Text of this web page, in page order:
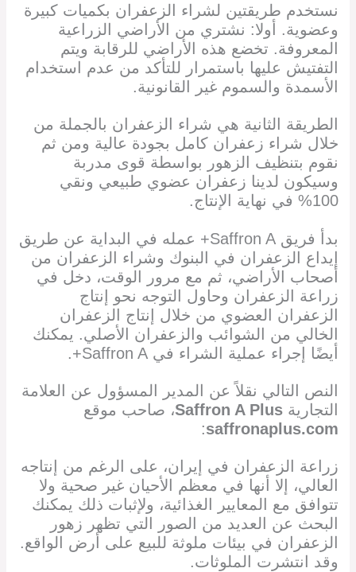
نستخدم طريقتين لشراء الزعفران بكميات كبيرة
وعضوية. أولا: نشتري من الأراضي الزراعية
المعروفة. تخضع هذه الأراضي للرقابة ويتم
التفتيش عليها باستمرار للتأكد من عدم استخدام
الأسمدة والسموم غير القانونية.
الطريقة الثانية هي شراء الزعفران بالجملة من
خلال شراء زعفران كامل بجودة عالية ومن ثم
نقوم بتنظيف الزهور بواسطة قوى مدربة
وسيكون لدينا زعفران عضوي طبيعي ونقي
100% في نهاية الإنتاج.
بدأ فريق Saffron A+ عمله في البداية عن طريق
إيداع الزعفران في البنوك وشراء الزعفران من
أصحاب الأراضي، ثم مع مرور الوقت، دخل في
زراعة الزعفران وحاول التوجه نحو إنتاج
الزعفران العضوي من خلال إنتاج الزعفران
الخالي من الشوائب والزعفران الأصلي. يمكنك
أيضًا إجراء عملية الشراء في Saffron A+.
النص التالي نقلاً عن المدير المسؤول عن العلامة
التجاريةSaffron A Plus، صاحب موقع
saffronaplus.com
:
زراعة الزعفران في إيران، على الرغم من إنتاجه
العالي، إلا أنها في معظم الأحيان غير صحية ولا
تتوافق مع المعايير الغذائية، ولإثبات ذلك يمكنك
البحث عن العديد من الصور التي تظهر زهور
الزعفران في بيئات ملوثة للبيع على أرض الواقع.
وقد انتشرت الملوثات.